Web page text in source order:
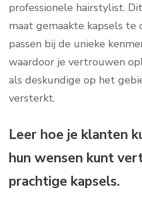
professionele hairstylist.
maat gemaakte kapsels te
passen bij de unieke
waardoor je vertrouwen
als deskundige op het
versterkt.
Leer hoe je klanten
hun wensen kunt
prachtige kapsels.